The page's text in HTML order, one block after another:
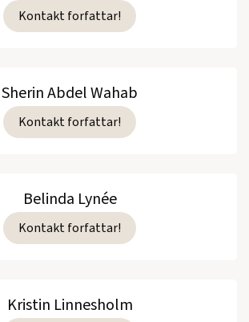
Kontakt forfattar!
Sherin Abdel Wahab
Kontakt forfattar!
Belinda Lynée
Kontakt forfattar!
Kristin Linnesholm